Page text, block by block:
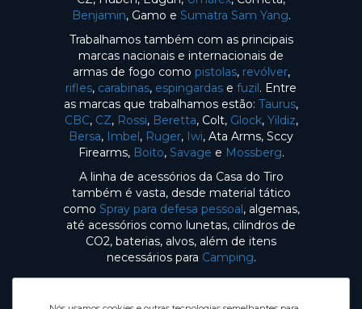
Benjamin, Gamo e Sumatra Sam Yang.
Trabalhamos também com as principais
marcas nacionais e internacionais de
armas de fogo como pistolas, revólver,
rifles, carabinas, espingardas e fuzil. Entre
as marcas que trabalhamos estão: Taurus,
CBC, CZ, Rossi, Beretta, Colt, Glock, Yildiz,
Bersa, Imbel, Ruger, Iwi, Ata Arms, Sccy
Firearms, Boito, Savage e Mossberg.
A linha de acessórios da Casa do Tiro
também é vasta, desde material tático
como Spray para defesa pessoal, algemas,
até acessórios como lunetas, cilindros de
CO2, baterias, alvos, além de itens
necessários para Camping.